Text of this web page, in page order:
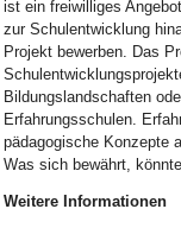
ist ein freiwilliges
zur Schulentwicklung
Projekt bewerben. Das
Bildungslandschaften
Erfahrungsschulen.
pädagogische Konzepte
Was sich bewährt,
Weitere Informationen